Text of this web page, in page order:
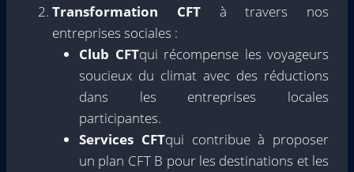
Transformation CFTà travers nos
entreprises sociales :
Club CFTqui récompense les voyageurs
soucieux du climat avec des réductions
dans les entreprises locales
participantes.
Services CFTqui contribue à proposer
un plan CFT B pour les destinations et les